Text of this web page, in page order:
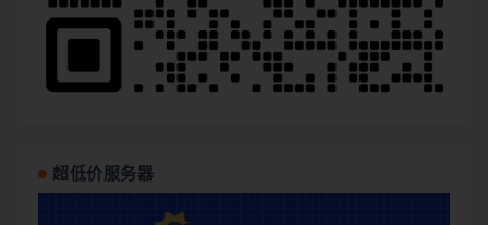
超低价服务器